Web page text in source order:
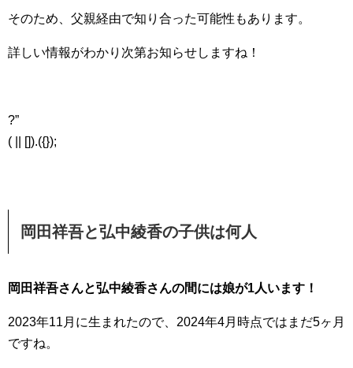
そのため、父親経由で知り合った可能性もあります。
詳しい情報がわかり次第お知らせしますね！
?”
( || []).({});
岡田祥吾と弘中綾香の子供は何人
岡田祥吾さんと弘中綾香さんの間には娘が1人います！
2023年11月に生まれたので、2024年4月時点ではまだ5ヶ月
ですね。